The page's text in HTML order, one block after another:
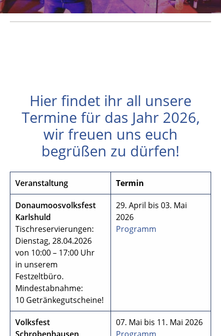
Hier findet ihr all unsere
Termine für das Jahr 2026,
wir freuen uns euch
begrüßen zu dürfen!
Veranstaltung Termin
Donaumoosvolksfest
Karlshuld
Tischreservierungen:
Dienstag, 28.04.2026
von 10:00 – 17:00 Uhr
in unserem
Festzeltbüro.
Mindestabnahme:
10 Getränkegutscheine!
29. April bis 03. Mai
2026
Programm
Volksfest
07. Mai bis 11. Mai 2026